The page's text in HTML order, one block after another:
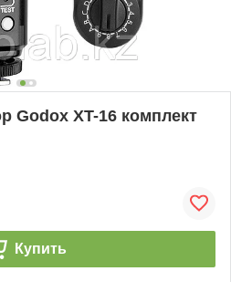
Godox XT-16 комплект
Купить